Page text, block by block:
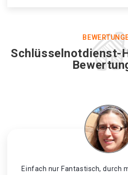
Schlüsselnotdienst-
Einfach nur Fantastisch, durch